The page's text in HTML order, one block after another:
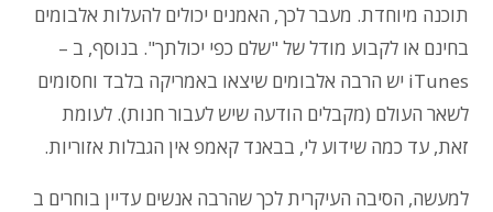
תוכנה מיוחדת. מעבר לכך, האמנים יכולים להעלות אלבומים
בחינם או לקבוע מודל של "שלם כפי יכולתך". בנוסף, ב –
iTunes יש הרבה אלבומים שיצאו באמריקה בלבד וחסומים
לשאר העולם (מקבלים הודעה שיש לעבור חנות). לעומת
זאת, עד כמה שידוע לי, בבאנד קאמפ אין הגבלות אזוריות.
למעשה, הסיבה העיקרית לכך שהרבה אנשים עדיין בוחרים ב